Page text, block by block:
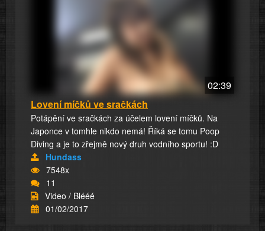
02:39
Lovení míčků ve sračkách
Potápění ve sračkách za účelem lovení míčků. Na
Japonce v tomhle nikdo nemá! Říká se tomu Poop
Diving a je to zřejmě nový druh vodního sportu! :D
Hundass
7548x
11
Video / Blééé
01/02/2017